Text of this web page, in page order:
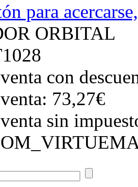
para
ORBITAL
con
73,27€
sin